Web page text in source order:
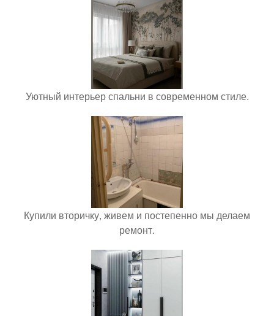
Уютный интерьер спальни в современном стиле.
Купили вторичку, живем и постепенно мы делаем
ремонт.